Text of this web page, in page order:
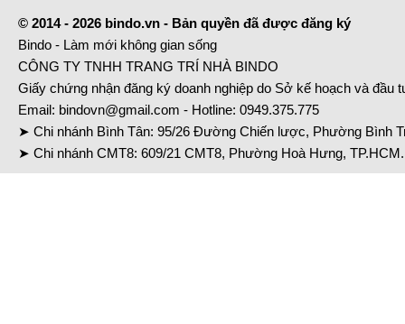
© 2014 - 2026 bindo.vn - Bản quyền đã được đăng ký
Bindo - Làm mới không gian sống
CÔNG TY TNHH TRANG TRÍ NHÀ BINDO
Giấy chứng nhận đăng ký doanh nghiệp do Sở kế hoạch và đầu
Email: bindovn@gmail.com - Hotline: 0949.375.775
➤ Chi nhánh Bình Tân: 95/26 Đường Chiến lược, Phường Bình
➤ Chi nhánh CMT8: 609/21 CMT8, Phường Hoà Hưng,